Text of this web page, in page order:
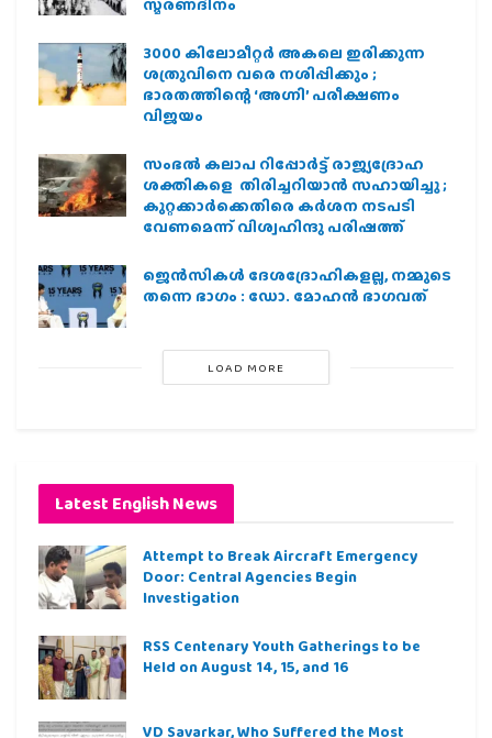
സ്മരണദിനം
3000 കിലോമീറ്റർ അകലെ ഇരിക്കുന്ന
ശത്രുവിനെ വരെ നശിപ്പിക്കും ;
ഭാരതത്തിന്റെ ‘അഗ്നി’ പരീക്ഷണം
വിജയം
സംഭൽ കലാപ റിപ്പോർട്ട് രാജ്യദ്രോഹ
ശക്തികളെ തിരിച്ചറിയാൻ സഹായിച്ചു ;
കുറ്റക്കാർക്കെതിരെ കർശന നടപടി
വേണമെന്ന് വിശ്വഹിന്ദു പരിഷത്ത്
ജെന്‍സികള്‍ ദേശദ്രോഹികളല്ല, നമ്മുടെ
തന്നെ ഭാഗം : ഡോ. മോഹന്‍ ഭാഗവത്
LOAD MORE
Latest English News
Attempt to Break Aircraft Emergency
Door: Central Agencies Begin
Investigation
RSS Centenary Youth Gatherings to be
Held on August 14, 15, and 16
VD Savarkar, Who Suffered the Most